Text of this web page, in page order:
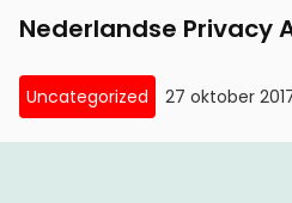
Nederlandse Privacy
Uncategorized 27 oktober